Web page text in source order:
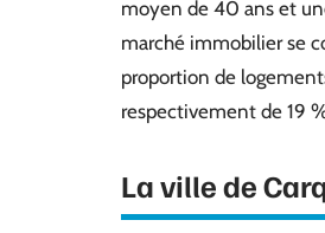
moyen de 40 ans et
marché immobilier se
proportion de
respectivement de 19
La ville de